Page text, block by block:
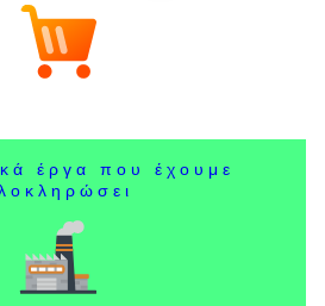
έργα που έχουμε